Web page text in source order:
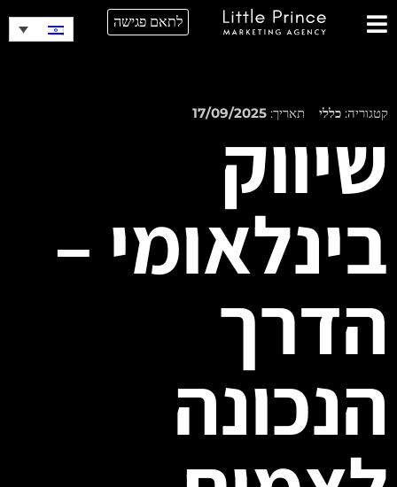
לתאם פגישה
קטגוריה: כללי תאריך: 17/09/2025
שיווק
בינלאומי –
הדרך
הנכונה